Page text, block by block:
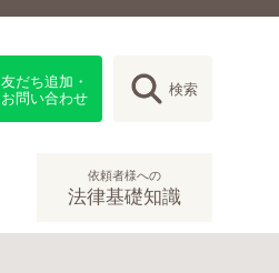
友だち追加・
お問い合わせ 検索
依頼者様への
法律基礎知識